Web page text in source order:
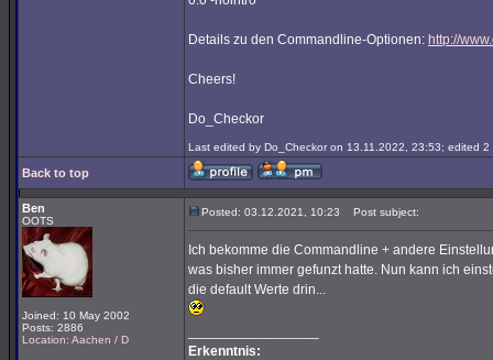
Details zu den Commandline-Optionen: http://
Cheers!
Do_Checkor
Last edited by Do_Checkor on 13.11.2022, 23:53; edited 2
Back to top
Ben
OOTS
Joined: 10 May 2002
Posts: 2886
Location: Aachen / D
Posted: 03.12.2021, 10:23 Post subject:
Ich bekomme die Commandline + andere
was bisher immer gefunzt hatte. Nun kann ich
die default Werte drin...
Erkenntnis: